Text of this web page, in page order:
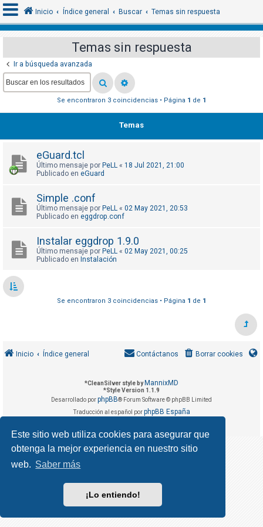
Este sitio web utiliza cookies para asegurar que
obtenga la mejor experiencia en nuestro sitio
web. Saber más
¡Lo entiendo!
I
d
e
c
s
e
g
r
T
e
s
Inicio Índice general Buscar Temas sin respuesta
Temas sin respuesta
Ir a búsqueda avanzada
Se encontraron 3 coincidencias • Página 1 de 1
Temas
eGuard.tcl
Último mensaje por PeLL « 18 Jul 2021, 21:00
Publicado en eGuard
Simple .conf
Último mensaje por PeLL « 02 May 2021, 20:53
Publicado en eggdrop.conf
Instalar eggdrop 1.9.0
Último mensaje por PeLL « 02 May 2021, 00:25
Publicado en Instalación
Se encontraron 3 coincidencias • Página 1 de 1
Inicio Índice general Borrar cookies
Contáctanos
*CleanSilver style by MannixMD
*Style Version 1.1.9
Desarrollado porphpBB® Forum Software © phpBB Limited
Traducción al español porphpBB España